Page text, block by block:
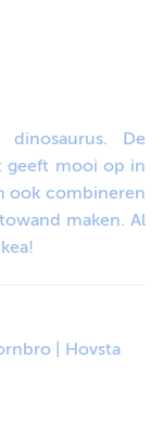
De
geeft mooi op in
ook combineren
maken. Al
| Hovsta